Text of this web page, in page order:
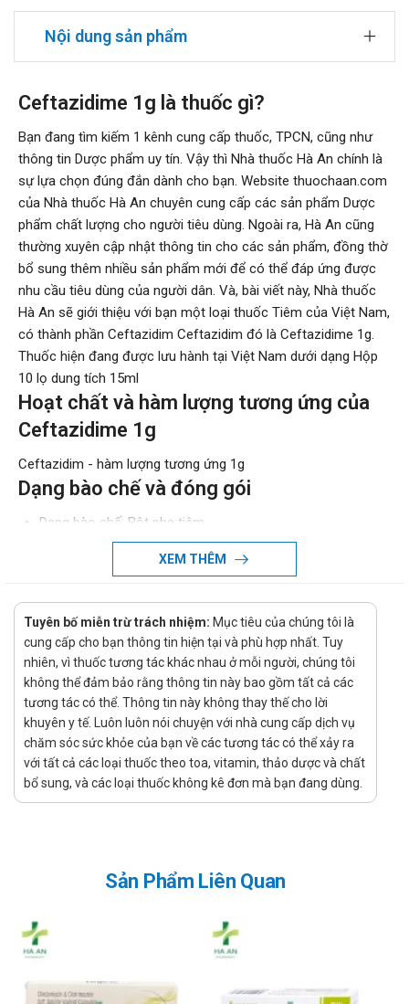
Nội dung sản phẩm
Ceftazidime 1g là thuốc gì?
Bạn đang tìm kiếm 1 kênh cung cấp thuốc, TPCN, cũng như
thông tin Dược phẩm uy tín. Vậy thì Nhà thuốc Hà An chính là
sự lựa chọn đúng đắn dành cho bạn. Website thuochaan.com
của Nhà thuốc Hà An chuyên cung cấp các sản phẩm Dược
phẩm chất lượng cho người tiêu dùng. Ngoài ra, Hà An cũng
thường xuyên cập nhật thông tin cho các sản phẩm, đồng thờ
bổ sung thêm nhiều sản phẩm mới để có thể đáp ứng được
nhu cầu tiêu dùng của người dân. Và, bài viết này, Nhà thuốc
Hà An sẽ giới thiệu với bạn một loại thuốc Tiêm của Việt Nam,
có thành phần Ceftazidim Ceftazidim đó là Ceftazidime 1g.
Thuốc hiện đang được lưu hành tại Việt Nam dưới dạng Hộp
10 lọ dung tích 15ml
Hoạt chất và hàm lượng tương ứng của
Ceftazidime 1g
Ceftazidim - hàm lượng tương ứng 1g
Dạng bào chế và đóng gói
Dạng bào chế: Bột pha tiêm
Đóng gói: Hộp 10 lọ dung tích 15ml
Đường sử dụng: Tiêm
Nhà sản xuất: Công ty Cổ phần Dược phẩm Minh Dân
Xuất xứ: Việt Nam
Xử lý quên liều
Việc quên một liều có thể sẽ không gây ra vấn đề nghiêm
trọng, tuy nhiên nếu việc này diễn ra thường xuyên có thể sẽ
gây ảnh hưởng đến hiệu quả điều trị. Tuy nhiên, nếu quên liều
xảy ra thì chỉ cần sử dụng ngay liều đã quên nếu như thời gian
quên liều chưa lâu, còn nếu như quên quá lâu hoặc gần tới
nhắc nhở, báo thức nhắc uống thuốc bằng điện thoại để tránh
ảnh hưởng tới tác dụng của sản phẩm.
Dược phẩm đặc biệt là thuốc khi sử dụng quá liều có thể gây
gây ngộ độc. Vì thế cần thận trọng khi dùng thuốc, chú ý sử
XEM THÊM
Tuyên bố miễn trừ trách nhiệm: Mục tiêu của chúng tôi là
cung cấp cho bạn thông tin hiện tại và phù hợp nhất. Tuy
nhiên, vì thuốc tương tác khác nhau ở mỗi người, chúng tôi
không thể đảm bảo rằng thông tin này bao gồm tất cả các
tương tác có thể. Thông tin này không thay thế cho lời
khuyên y tế. Luôn luôn nói chuyện với nhà cung cấp dịch vụ
chăm sóc sức khỏe của bạn về các tương tác có thể xảy ra
với tất cả các loại thuốc theo toa, vitamin, thảo dược và chất
bổ sung, và các loại thuốc không kê đơn mà bạn đang dùng.
Sản Phẩm Liên Quan